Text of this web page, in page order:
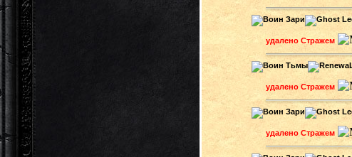
удалено Стражем
удалено Стражем
удалено Стражем